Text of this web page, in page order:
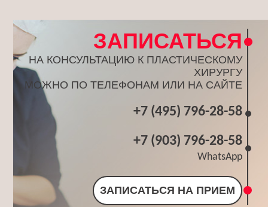
ЗАПИСАТЬСЯ
НА КОНСУЛЬТАЦИЮ К ПЛАСТИЧЕСКОМУ
ХИРУРГУ
МОЖНО ПО ТЕЛЕФОНАМ ИЛИ НА САЙТЕ
+7 (495) 796-28-58
+7 (903) 796-28-58
WhatsApp
ЗАПИСАТЬСЯ НА ПРИЕМ